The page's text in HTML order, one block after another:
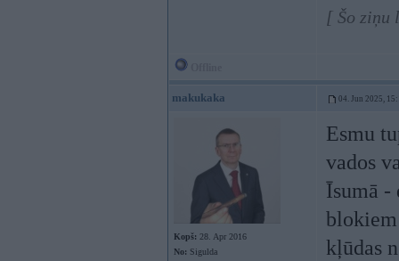
[ Šo ziņu
makukaka 04. Jun 2025,
Kopš: 28. Apr 2016
No: Sigulda
Esmu
vados
Īsumā -
kļūdas